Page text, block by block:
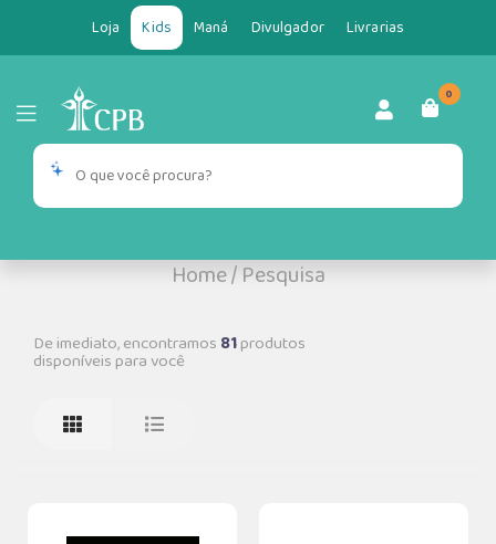
Loja Kids Maná Divulgador Livrarias
0
Home/Pesquisa
De imediato, encontramos 81produtos
disponíveis para você